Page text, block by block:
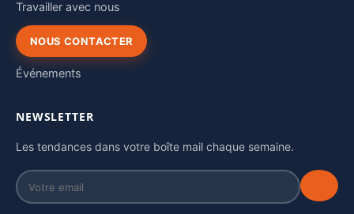
Travailler avec nous
NOUS CONTACTER
Événements
NEWSLETTER
Les tendances dans votre boîte mail chaque semaine.